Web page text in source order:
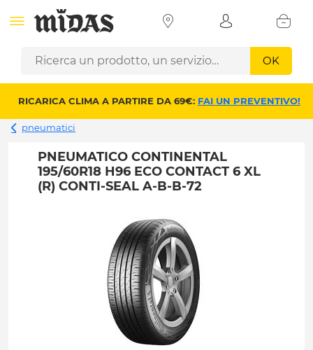
OK
RICARICA CLIMA A PARTIRE DA 69€: FAI UN PREVENTIVO!
pneumatici
PNEUMATICO CONTINENTAL
195/60R18 H96 ECO CONTACT 6 XL
(R) CONTI-SEAL A-B-B-72